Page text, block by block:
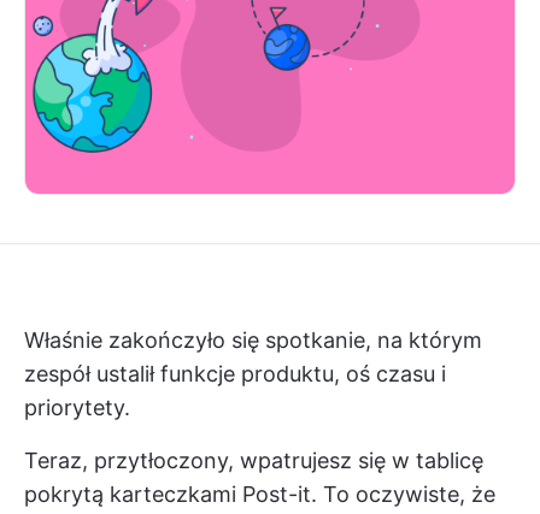
Właśnie zakończyło się spotkanie, na którym
zespół ustalił funkcje produktu, oś czasu i
priorytety.
Teraz, przytłoczony, wpatrujesz się w tablicę
pokrytą karteczkami Post-it. To oczywiste, że